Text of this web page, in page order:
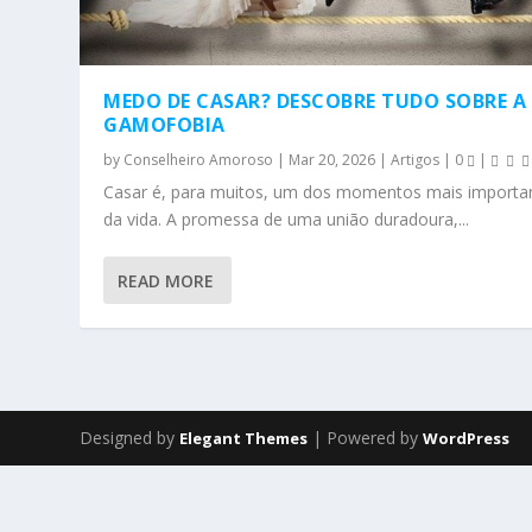
MEDO DE CASAR? DESCOBRE TUDO SOBRE A
GAMOFOBIA
by Conselheiro Amoroso | Mar 20, 2026 |Artigos | 0 |
Casar é, para muitos, um dos momentos mais
da vida. A promessa de uma união duradoura,...
READ MORE
Designed by Elegant Themes | Powered byWordPress